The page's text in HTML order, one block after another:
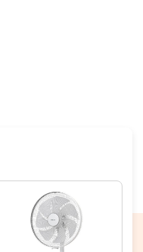
達人教你買